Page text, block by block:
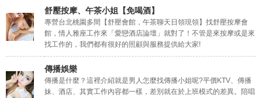
舒壓按摩、午茶小姐【免喝酒】
專營台北桃園多間【舒壓會館，午茶聊天日領現領】找舒壓按摩會
館，情人雅座工作來「愛戀酒店論壇」就對了！不管是來按摩或是來
找工作的，我們都有很好的照顧與服務提供給大家!
傳播娛樂
傳播是什麼？這裡介紹就是男人怎麼找傳播小姐呢?平價KTV、傳播
妹、酒店、其實工作內容都一樣，差別就在於上班模式的差異。陪唱